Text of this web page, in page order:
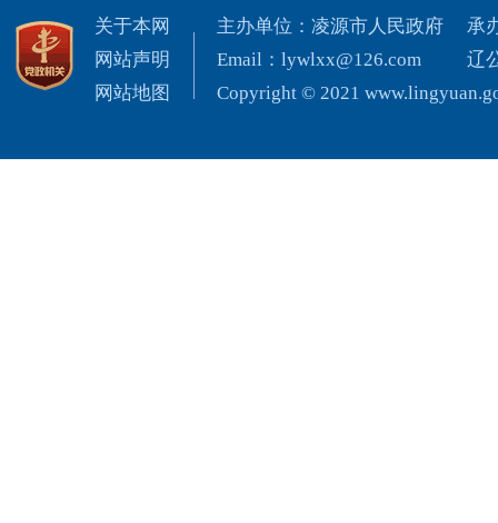
关于本网
网站声明
网站地图
主办单位：凌源市人民政府
Email：lywlxx@126.com
Copyright © 2021
承
辽